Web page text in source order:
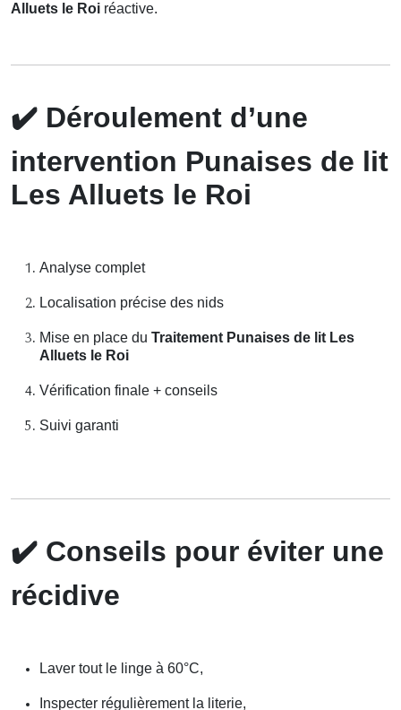
Alluets le Roi réactive.
✔️ Déroulement d’une
intervention Punaises de lit
Les Alluets le Roi
Analyse complet
Localisation précise des nids
Mise en place du Traitement Punaises de lit Les
Alluets le Roi
Vérification finale + conseils
Suivi garanti
✔️ Conseils pour éviter une
récidive
Laver tout le linge à 60°C,
Inspecter régulièrement la literie,